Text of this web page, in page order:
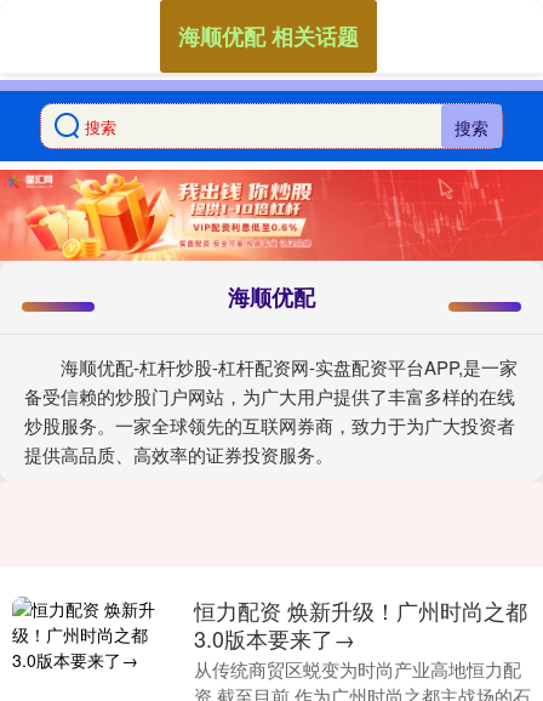
搜索
海顺优配
海顺优配-杠杆炒股-杠杆配资网-实盘配资平台APP,是一家
备受信赖的炒股门户网站，为广大用户提供了丰富多样的在线
炒股服务。一家全球领先的互联网券商，致力于为广大投资者
提供高品质、高效率的证券投资服务。
海顺优配 相关话题
恒力配资 焕新升级！广州时尚之都
3.0版本要来了→
从传统商贸区蜕变为时尚产业高地恒力配